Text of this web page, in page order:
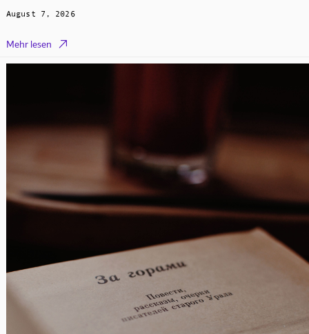
August 7, 2026
Mehr lesen 